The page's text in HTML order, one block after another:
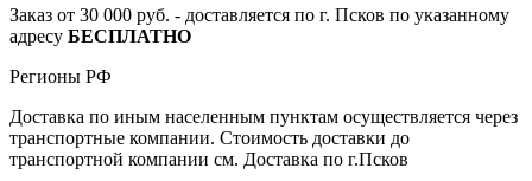
Заказ от 30 000 руб. - доставляется по г. Псков по указанному
адресу БЕСПЛАТНО
Регионы РФ
Доставка по иным населенным пунктам осуществляется через
транспортные компании. Стоимость доставки до
транспортной компании см. Доставка по г.Псков